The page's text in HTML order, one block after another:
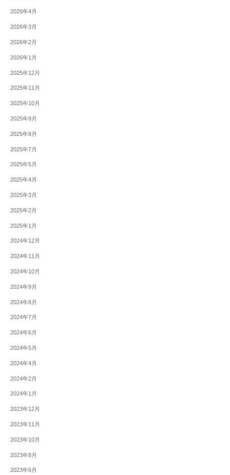
2026年4月
2026年3月
2026年2月
2026年1月
2025年12月
2025年11月
2025年10月
2025年9月
2025年8月
2025年7月
2025年5月
2025年4月
2025年3月
2025年2月
2025年1月
2024年12月
2024年11月
2024年10月
2024年9月
2024年8月
2024年7月
2024年6月
2024年5月
2024年4月
2024年2月
2024年1月
2023年12月
2023年11月
2023年10月
2023年8月
2023年6月